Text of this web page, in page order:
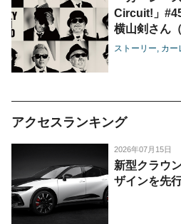
Circuit!」
横山剣さん
／野地秩嘉
ストーリー カー
アクセスランキング
2026年07月15日
新型クラウ
ザインを先